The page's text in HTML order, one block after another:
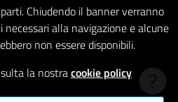
Chiudendo il banner verranno
alla navigazione e alcune
non essere disponibili.
la nostracookie policy
Hai